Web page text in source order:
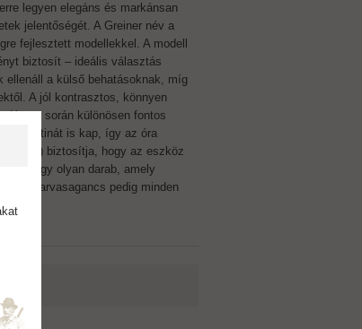
legyen elegáns és markánsan
jelentőségét. A Greiner név a
fejlesztett modellekkel. A modell
biztosít – ideális választás
ellenáll a külső behatásoknak, míg
A jól kontrasztos, könnyen
során különösen fontos
patinát is kap, így az óra
biztosítja, hogy az eszköz
Egy olyan darab, amely
szarvasagancs pedig minden